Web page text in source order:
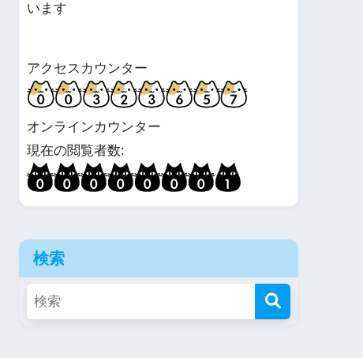
います
アクセスカウンター
オンラインカウンター
現在の閲覧者数:
検索